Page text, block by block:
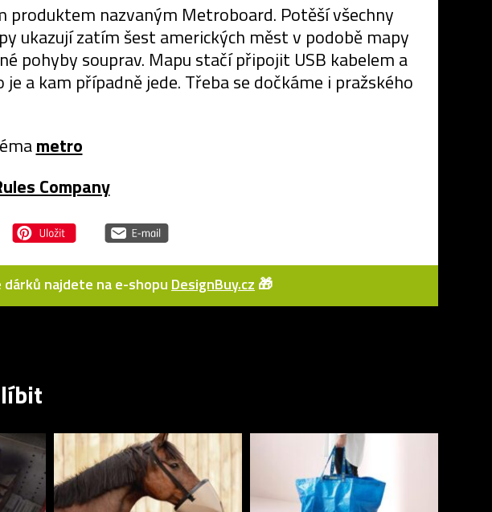
produktem nazvaným Metroboard. Potěší všechny
ukazují zatím šest amerických měst v podobě mapy
pohyby souprav. Mapu stačí připojit USB kabelem a
a kam případně jede. Třeba se dočkáme i pražského
metro
Company
najdete na e-shopu DesignBuy.cz 🎁